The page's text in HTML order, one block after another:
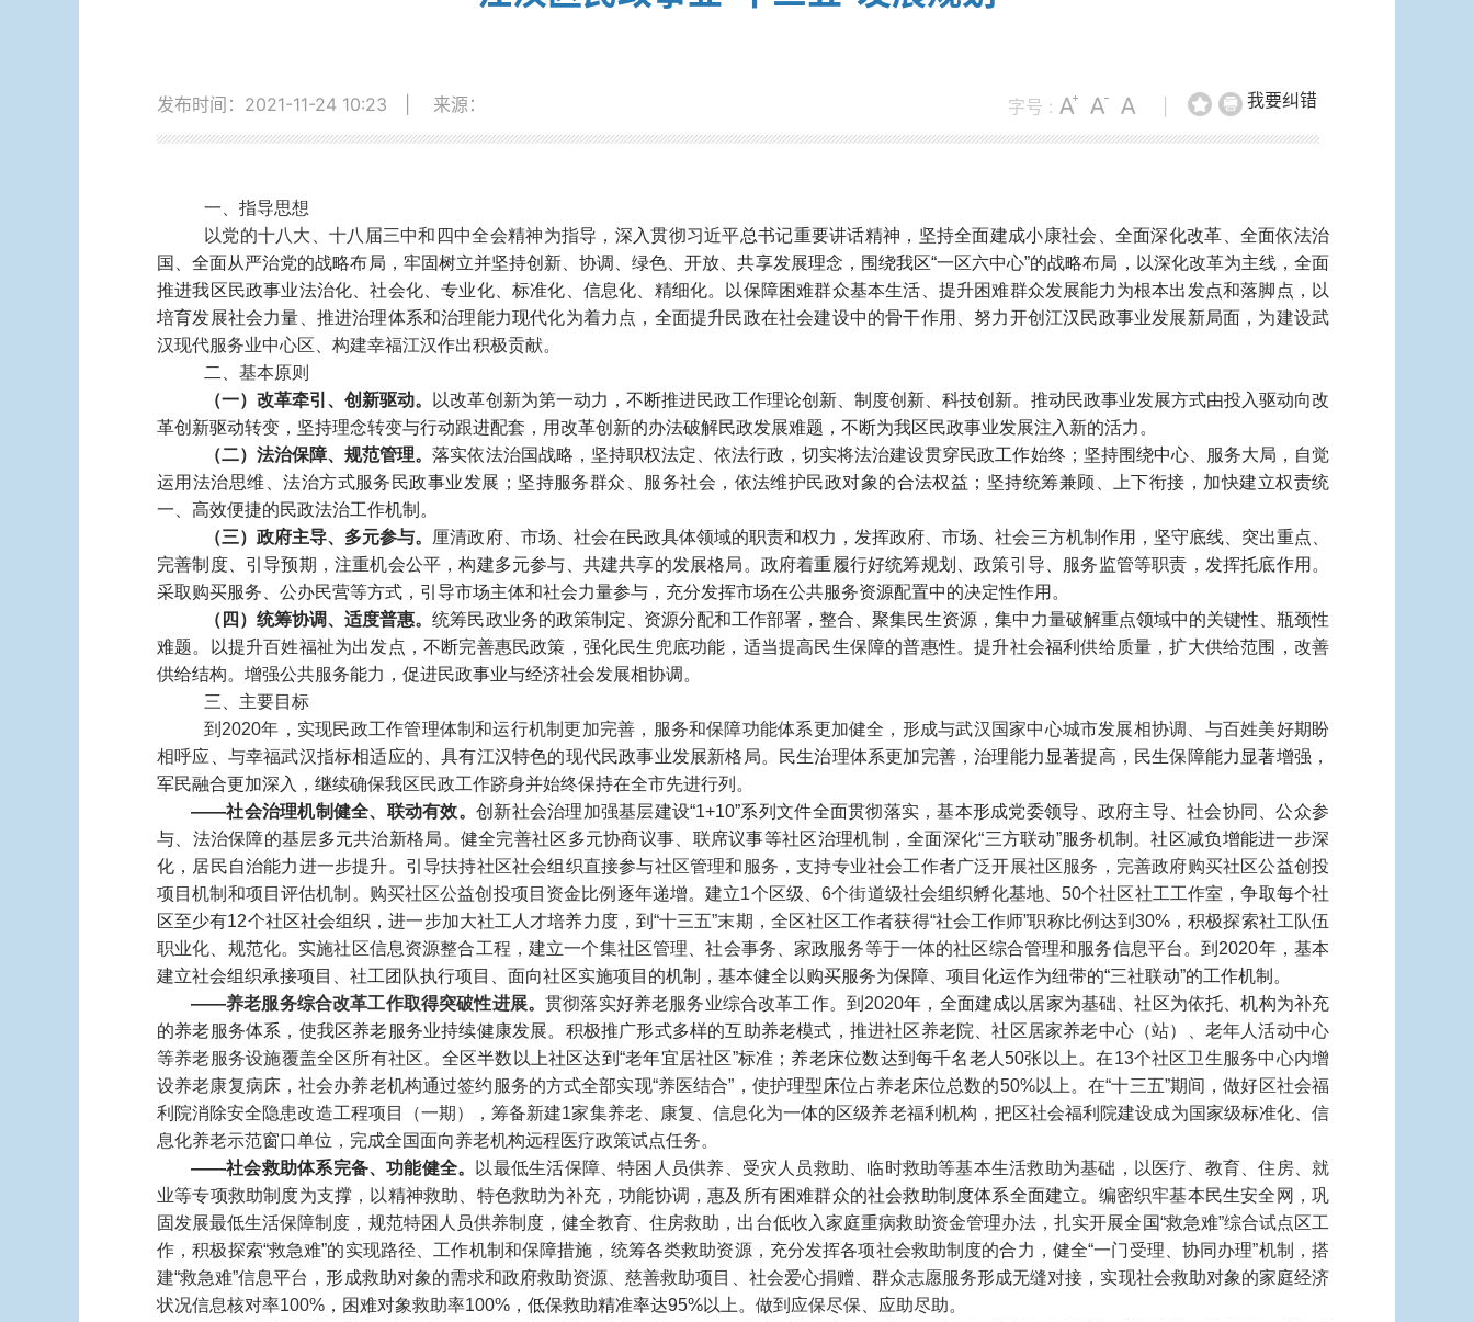
我要纠错
字号 :
发布时间：2021-11-24 10:23 来源：
一、指导思想
以党的十八大、十八届三中和四中全会精神为指导， 深入贯彻习近平总书记重要讲话精神，坚持全面建成小康社会、全面深化改革、全面依法治
国、全面从严治党的战略布局，牢固树立并坚持创新、协调、绿色、开放、共享发展理念，围绕我区“一区六中心”的战略布局，以深化改革为主线，全面
推进我区民政事业法治化、社会化、专业化、标准化、信息化、精细化。以保障困难群众基本生活、提升困难群众发展能力为根本出发点和落脚点，以
培育发展社会力量、推进治理体系和治理能力现代化为着力点，全面提升民政在社会建设中的骨干作用、努力开创江汉民政事业发展新局面， 为建设武
汉现代服务业中心区、构建幸福江汉作出积极贡献。
二、基本原则
（一）改革牵引、创新驱动。
以改革创新为第一动力，不断推进民政工作理论创新、制度创新、科技创新。推动民政事业发展方式由投入驱动向改
革创新驱动转变，坚持理念转变与行动跟进配套，用改革创新的办法破解民政发展难题，不断为我区民政事业发展注入新的活力。
（二）法治保障、规范管理。落实依法治国战略，坚持职权法定、依法行政，切实将法治建设贯穿民政工作始终；坚持围绕中心、服务大局，自觉
运用法治思维、法治方式服务民政事业发展；坚持服务群众、服务社会，依法维护民政对象的合法权益；坚持统筹兼顾、上下衔接，加快建立权责统
一、高效便捷的民政法治工作机制。
（三）政府主导、多元参与。 厘清政府、市场、社会在民政具体领域的职责和权力，发挥政府、市场、社会三方机制作用，坚守底线、突出重点、
完善制度、引导预期，注重机会公平，构建多元参与、共建共享的发展格局。政府着重履行好统筹规划、政策引导、服务监管等职责，发挥托底作用。
采取购买服务、公办民营等方式，引导市场主体和社会力量参与，充分发挥市场在公共服务资源配置中的决定性作用。
（四）统筹协调、适度普惠。统筹民政业务的政策制定、资源分配和工作部署，整合、聚集民生资源，集中力量破解重点领域中的关键性、瓶颈性
难题。以提升百姓福祉为出发点，不断完善惠民政策，强化民生兜底功能，适当提高民生保障的普惠性。提升社会福利供给质量，扩大供给范围，改善
供给结构。增强公共服务能力，促进民政事业与经济社会发展相协调。
三、主要目标
到2020年，实现民政工作管理体制和运行机制更加完善，服务和保障功能体系更加健全，形成与武汉国家中心城市发展相协调、与百姓美好期盼
相呼应、与幸福武汉指标相适应的 、具有江汉特色的现代民政事业发展新格局。民生治理体系更加完善，治理能力显著提高，民生保障能力显著增强，
军民融合更加深入，继续确保我区民政工作跻身并始终保持在全市先进行列。
——社会治理机制健全、联动有效。 创新社会治理加强基层建设“1+10”系列文件全面贯彻落实，基本形成党委领导、政府主导、社会协同、公众参
与、法治保障的基层多元共治新格局。健全完善社区多元协商议事、联席议事等社区治理机制，全面深化“三方联动”服务机制。社区减负增能进一步深
化，居民自治能力进一步提升。 引导扶持社区社会组织直接参与社区管理和服务，支持专业社会工作者广泛开展社区服务，完善政府购买社区公益创投
项目机制和项目评估机制。购买社区公益创投项目资金比例逐年递增。建立1个区级、6个街道级社会组织孵化基地、50个社区社工工作室，争取每个社
区至少有12个社区社会组织，进一步加大社工人才培养力度， 到“十三五”末期，全区社区工作者获得“社会工作师”职称比例达到30%，积极探索社工队伍
职业化、规范化。实施社区信息资源整合工程，建立一个集社区管理、社会事务、家政服务等于一体的社区综合管理和服务信息平台。到2020年，基本
建立社会组织承接项目、社工团队执行项目、面向社区实施项目的机制，基本健全以购买服务为保障、项目化运作为纽带的“三社联动”的工作机制。
——养老服务综合改革工作取得突破性进展。贯彻落实好养老服务业综合改革工作。到2020年， 全面建成以居家为基础、社区为依托、机构为补充
的养老服务体系，使我区养老服务业持续健康发展。积极推广形式多样的互助养老模式， 推进社区养老院、社区居家养老中心（站）、老年人活动中心
等养老服务设施覆盖全区所有社区。 全区半数以上社区达到“老年宜居社区”标准；养老床位数达到每千名老人50张以上。在13个社区卫生服务中心内增
设养老康复病床，社会办养老机构通过签约服务的方式全部实现“养医结合”，使护理型床位占养老床位总数的50%以上。在“十三五”期间，做好区社会福
利院消除安全隐患改造工程项目（一期），筹备新建1家集养老、康复、信息化为一体的区级养老福利机构，把区社会福利院建设成为国家级标准化、信
息化养老示范窗口单位，完成全国面向养老机构远程医疗政策试点任务。
——社会救助体系完备、功能健全。
以最低生活保障、特困人员供养、受灾人员救助、临时救助等基本生活救助为基础，以医疗、教育、住房、就
业等专项救助制度为支撑，以精神救助、特色救助为补充，功能协调，惠及所有困难群众的社会救助制度体系全面建立。 编密织牢基本民生安全网，巩
固发展最低生活保障制度，规范特困人员供养制度，健全教育、住房救助，出台低收入家庭重病救助资金管理办法，扎实开展全国“救急难”综合试点区工
作，积极探索“救急难”的实现路径、工作机制和保障措施，统筹各类救助资源，充分发挥各项社会救助制度的合力，健全“一门受理、协同办理”机制，搭
建“救急难”信息平台，形成救助对象的需求和政府救助资源、慈善救助项目、社会爱心捐赠、群众志愿服务形成无缝对接，实现社会救助对象的家庭经济
状况信息核对率100%，困难对象救助率100%， 低保救助精准率达95%以上。 做到应保尽保、应助尽助。